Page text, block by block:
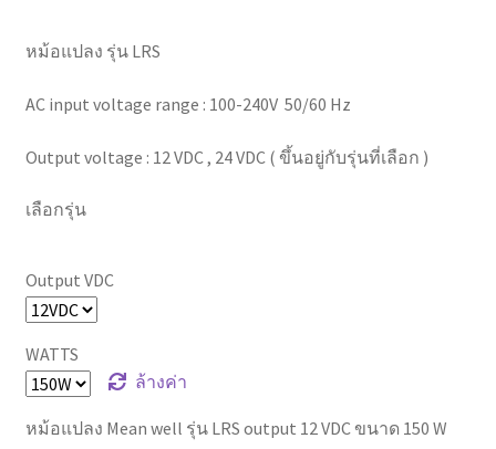
หม้อแปลง รุ่น LRS
AC input voltage range : 100-240V 50/60 Hz
Output voltage : 12 VDC , 24 VDC ( ขึ้นอยู่กับรุ่นที่เลือก )
เลือกรุ่น
Output VDC
WATTS
ล้างค่า
หม้อแปลง Mean well รุ่น LRS output 12 VDC ขนาด 150 W